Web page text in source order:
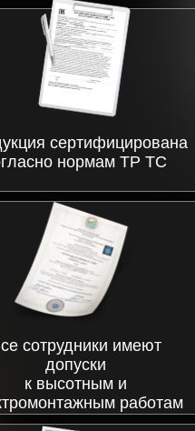
сертифицирована
нормам ТР ТС
сотрудники имеют
допуски
к высотным и
работам